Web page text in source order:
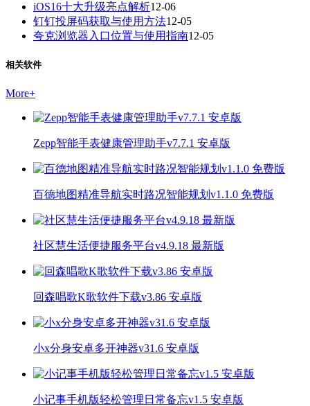
iOS16十大升级亮点解析12-06
钉钉投屏码获取与使用方法12-05
夸克浏览器入口位置与使用指南12-05
相关软件
More+
Zepp智能手表健康管理助手v7.7.1 安卓版
百德地图精准导航实时路况智能规划v1.1.0 免费版
社区慧生活便捷服务平台v4.9.18 最新版
回森唱歌K歌软件下载v3.86 安卓版
小x分身安卓多开神器v31.6 安卓版
小记事手机版轻松管理日常备忘v1.5 安卓版